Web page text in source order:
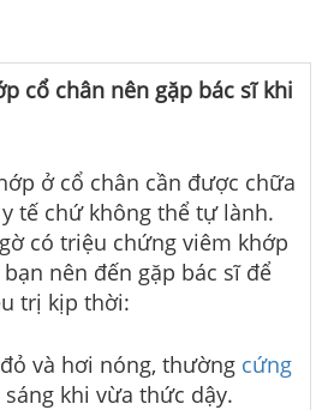
cổ chân nên gặp bác sĩ khi
ở cổ chân cần được chữa
tế chứ không thể tự lành.
có triệu chứng viêm khớp
nên đến gặp bác sĩ để
trị kịp thời:
và hơi nóng, thường cứng
khi vừa thức dậy.